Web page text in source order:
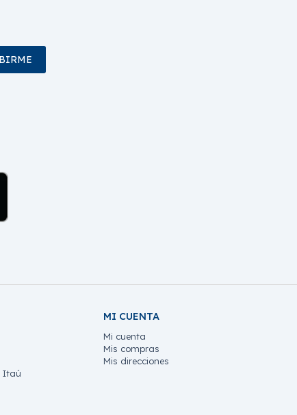
Itaú
MI CUENTA
Mi cuenta
Mis compras
Mis direcciones